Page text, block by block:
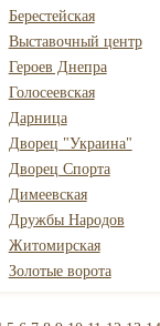
Берестейская
Выставочный центр
Героев Днепра
Голосеевская
Дарница
Дворец "Украина"
Дворец Спорта
Димеевская
Дружбы Народов
Житомирская
Золотые ворота